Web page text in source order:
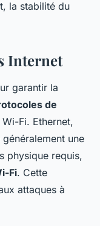
la stabilité du
Internet
garantir la
de
Fi. Ethernet,
une
physique requis,
Fi. Cette
attaques à